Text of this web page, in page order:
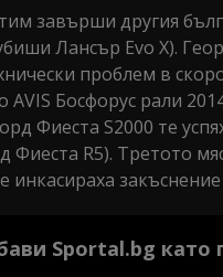
завърши другия
Лансър Evo X).
проблем в
AVIS Босфорус рали
Фиеста S2000 те
R5). Третото
инкасираха
Sportal.bg като